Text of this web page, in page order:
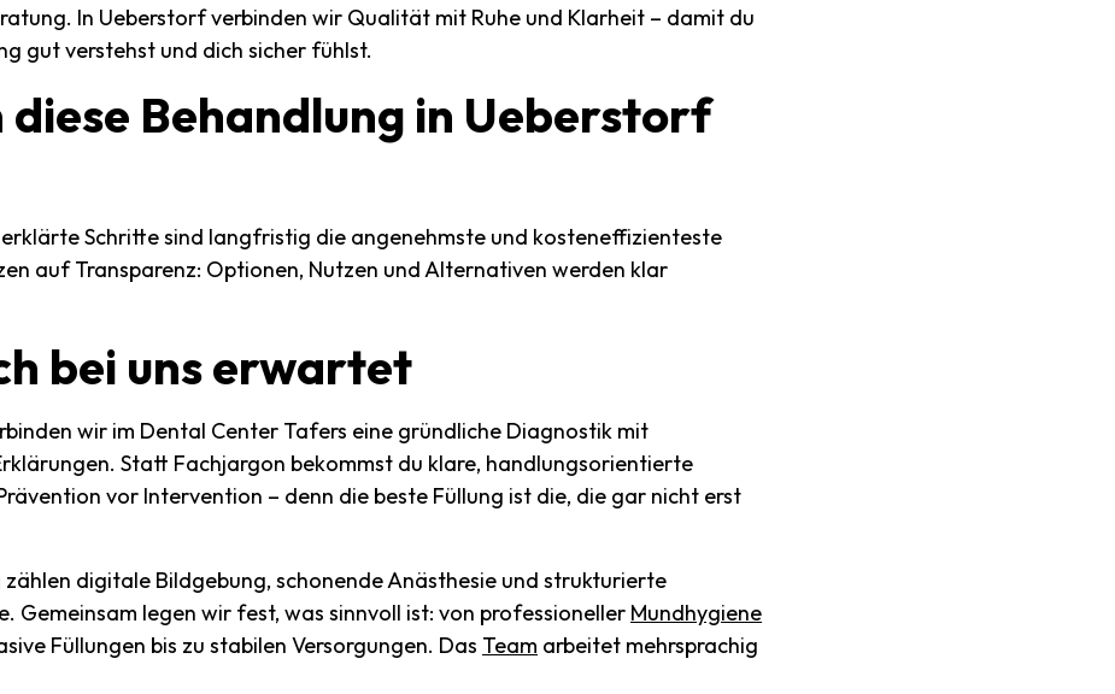
In Ueberstorf verbinden wir Qualität mit Ruhe und Klarheit – damit du
gut verstehst und dich sicher fühlst.
diese Behandlung in Ueberstorf
Schritte sind langfristig die angenehmste und kosteneffizienteste
auf Transparenz: Optionen, Nutzen und Alternativen werden klar
bei unserwartet
wir im Dental Center Tafers eine gründliche Diagnostik mit
Statt Fachjargon bekommst du klare, handlungsorientierte
vor Intervention – denn die beste Füllung ist die, die gar nicht erst
digitale Bildgebung, schonende Anästhesie und strukturierte
Gemeinsam legen wir fest, was sinnvoll ist: von professioneller Mundhygiene
Füllungen bis zu stabilen Versorgungen. Das Team arbeitet mehrsprachig